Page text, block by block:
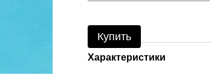
Купить
Характеристики